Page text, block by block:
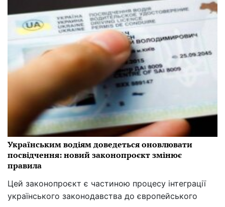
Українським водіям доведеться оновлювати
посвідчення: новий законопроєкт змінює
правила
Цей законопроєкт є частиною процесу інтеграції
українського законодавства до європейського